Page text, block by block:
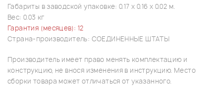
Габариты в заводской упаковке: 0.17 x 0.16 x 0.02 м.
Вес: 0.03 кг
Гарантия (месяцев): 12
Страна-производитель: СОЕДИНЕННЫЕ ШТАТЫ
Производитель имеет право менять комплектацию и
конструкцию, не внося изменения в инструкцию. Место
сборки товара может отличаться от указанного.